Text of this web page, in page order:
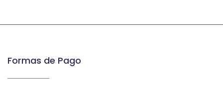
Formas de Pago